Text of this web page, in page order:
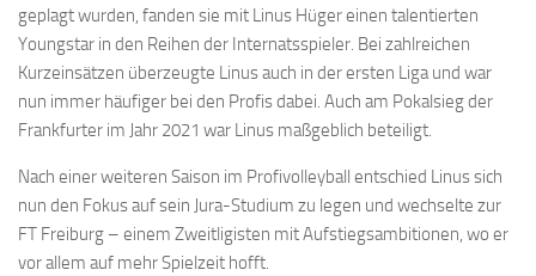
geplagt wurden, fanden sie mit Linus Hüger einen talentierten
Youngstar in den Reihen der Internatsspieler. Bei zahlreichen
Kurzeinsätzen überzeugte Linus auch in der ersten Liga und war
nun immer häufiger bei den Profis dabei. Auch am Pokalsieg der
Frankfurter im Jahr 2021 war Linus maßgeblich beteiligt.
Nach einer weiteren Saison im Profivolleyball entschied Linus sich
nun den Fokus auf sein Jura-Studium zu legen und wechselte zur
FT Freiburg – einem Zweitligisten mit Aufstiegsambitionen, wo er
vor allem auf mehr Spielzeit hofft.